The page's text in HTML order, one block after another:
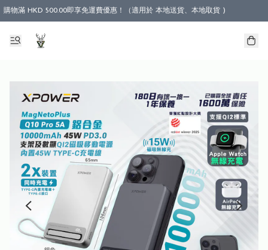
購物滿 HKD 500.00即享免運費優惠！（適用於 本地送貨、本地取貨 )